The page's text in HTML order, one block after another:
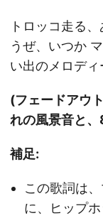
トロッコ走る
うぜ、いつか
い出のメロデ
(フェードアウ
れの風景音と
補足:
この歌詞は
に、ヒップ